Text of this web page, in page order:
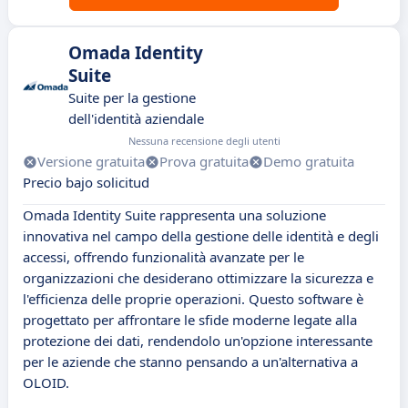
Omada Identity
Suite
Suite per la gestione
dell'identità aziendale
Nessuna recensione degli utenti
Versione gratuita Prova gratuita
Demo gratuita
Precio bajo solicitud
Omada Identity Suite rappresenta una soluzione
innovativa nel campo della gestione delle identità e degli
accessi, offrendo funzionalità avanzate per le
organizzazioni che desiderano ottimizzare la sicurezza e
l'efficienza delle proprie operazioni. Questo software è
progettato per affrontare le sfide moderne legate alla
protezione dei dati, rendendolo un'opzione interessante
per le aziende che stanno pensando a un'alternativa a
OLOID.